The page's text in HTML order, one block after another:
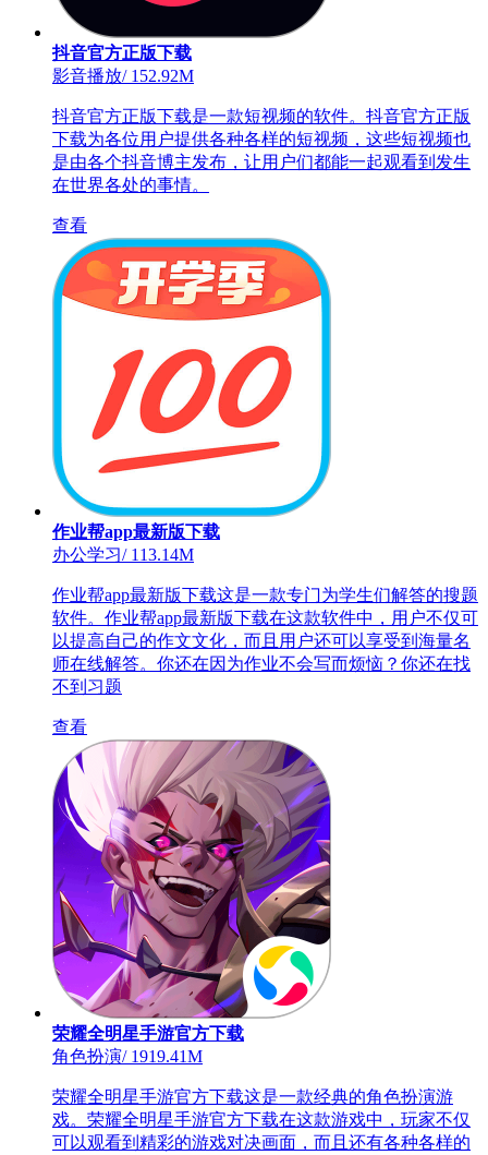
抖音官方正版下载
影音播放/152.92M
抖音官方正版下载是一款短视频的软件。抖音官方正版
下载为各位用户提供各种各样的短视频，这些短视频也
是由各个抖音博主发布，让用户们都能一起观看到发生
在世界各处的事情。
查看
作业帮app最新版下载
办公学习/113.14M
作业帮app最新版下载这是一款专门为学生们解答的搜题
软件。作业帮app最新版下载在这款软件中，用户不仅可
以提高自己的作文文化，而且用户还可以享受到海量名
师在线解答。你还在因为作业不会写而烦恼？你还在找
不到习题
查看
荣耀全明星手游官方下载
角色扮演/1919.41M
荣耀全明星手游官方下载这是一款经典的角色扮演游
戏。荣耀全明星手游官方下载在这款游戏中，玩家不仅
可以观看到精彩的游戏对决画面，而且还有各种各样的